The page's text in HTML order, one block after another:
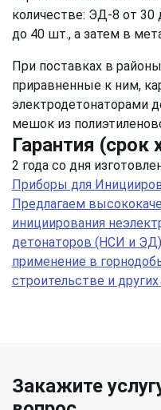
количестве: ЭД-8 от
до 40 шт., а затем в
При поставках в
приравненные к ним,
мешок из
Гарантия (срок
2 года со дня
Приборы для
Предлагаем
инициирования
детонаторов (НСИ и ЭД)
применение в
строительстве и других
Закажите